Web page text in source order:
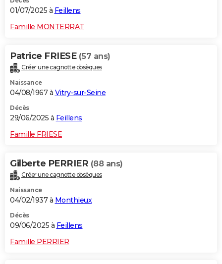
01/07/2025 à Feillens
Famille MONTERRAT
Patrice FRIESE (57 ans)
Créer une cagnotte obsèques
Naissance
04/08/1967 à Vitry-sur-Seine
Décès
29/06/2025 à Feillens
Famille FRIESE
Gilberte PERRIER (88 ans)
Créer une cagnotte obsèques
Naissance
04/02/1937 à Monthieux
Décès
09/06/2025 à Feillens
Famille PERRIER